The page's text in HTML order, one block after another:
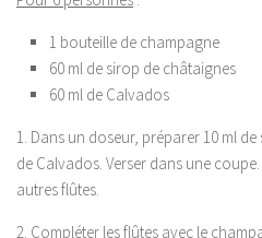
1 bouteille de champagne
60 ml de sirop de châtaignes
60 ml de Calvados
1. Dans un doseur, préparer 10 ml
de Calvados. Verser dans une
autres flûtes.
2. Compléter les flûtes avec le